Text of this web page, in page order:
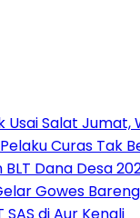
Salat
Curas Tak
Dana Desa
Gowes
di Aur Kenali